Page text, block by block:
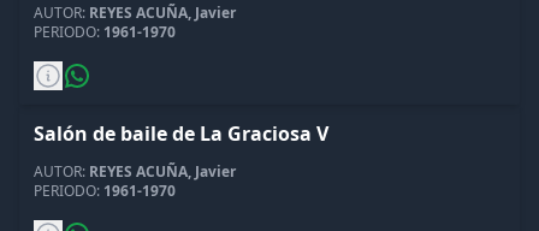
AUTOR: REYES ACUÑA, Javier
PERIODO: 1961-1970
Salón de baile de La Graciosa V
AUTOR: REYES ACUÑA, Javier
PERIODO: 1961-1970